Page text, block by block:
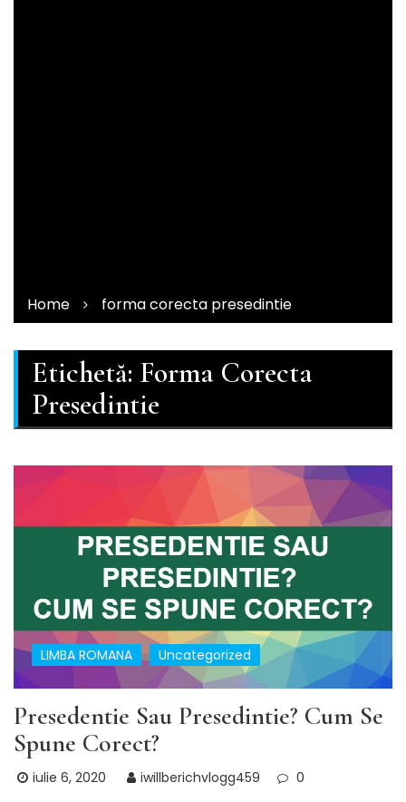
Home forma corecta presedintie
Etichetă: Forma Corecta
Presedintie
LIMBA ROMANA Uncategorized
Presedentie Sau Presedintie? Cum Se
Spune Corect?
iulie 6, 2020 iwillberichvlogg459 0